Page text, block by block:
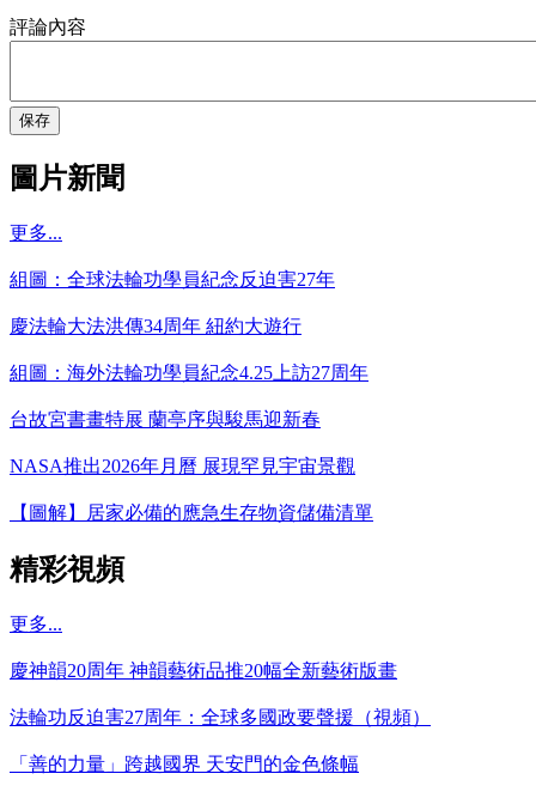
評論內容
保存
圖片新聞
更多...
組圖：全球法輪功學員紀念反迫害27年
慶法輪大法洪傳34周年 紐約大遊行
組圖：海外法輪功學員紀念4.25上訪27周年
台故宮書畫特展 蘭亭序與駿馬迎新春
NASA推出2026年月曆 展現罕見宇宙景觀
【圖解】居家必備的應急生存物資儲備清單
精彩視頻
更多...
慶神韻20周年 神韻藝術品推20幅全新藝術版畫
法輪功反迫害27周年：全球多國政要聲援（視頻）
「善的力量」跨越國界 天安門的金色條幅